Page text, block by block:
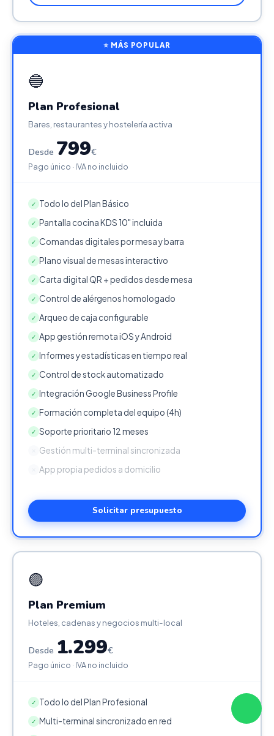
⭐ MÁS POPULAR
🔵
Plan Profesional
Bares, restaurantes y hostelería activa
Desde 799€
Pago único · IVA no incluido
✓ Todo lo del Plan Básico
✓ Pantalla cocina KDS 10" incluida
✓ Comandas digitales por mesa y barra
✓ Plano visual de mesas interactivo
✓ Carta digital QR + pedidos desde mesa
✓ Control de alérgenos homologado
✓ Arqueo de caja configurable
✓ App gestión remota iOS y Android
✓ Informes y estadísticas en tiempo real
✓ Control de stock automatizado
✓ Integración Google Business Profile
✓ Formación completa del equipo (4h)
✓ Soporte prioritario 12 meses
Gestión multi-terminal sincronizada
App propia pedidos a domicilio
Solicitar presupuesto
🟣
Plan Premium
Hoteles, cadenas y negocios multi-local
Desde 1.299€
Pago único · IVA no incluido
✓ Todo lo del Plan Profesional
✓ Multi-terminal sincronizado en red